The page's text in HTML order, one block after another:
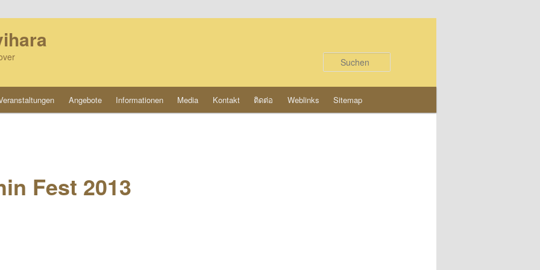
Angebote Informationen Media Kontakt ติดต่อ Weblinks Sitemap
Fest 2013